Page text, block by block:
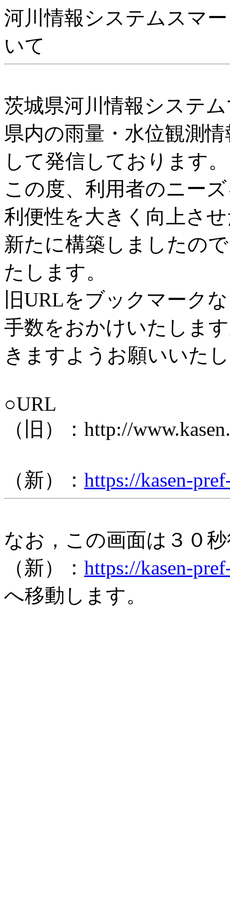
河川情報システムスマ
いて
茨城県河川情報システ
県内の雨量・水位観測
して発信しております。
この度、利用者のニー
利便性を大きく向上さ
新たに構築しましたの
たします。
旧URLをブックマーク
手数をおかけいたしま
きますようお願いいた
○URL
（旧）：http://
（新）： https://kasen-
なお，この画面は３０
（新）： https://kasen-
へ移動します。